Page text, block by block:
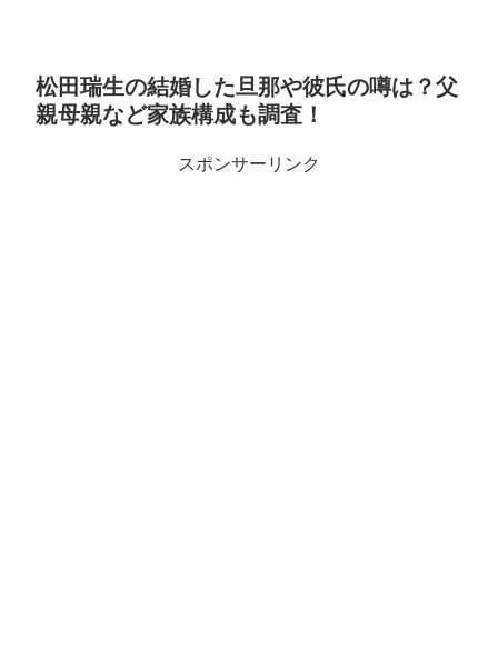
松田瑞生の結婚した旦那や彼氏の噂は？父
親母親など家族構成も調査！
スポンサーリンク